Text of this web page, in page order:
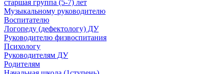
старшая группа (5-7) лет
Музыкальному руководителю
Воспитателю
Логопеду (дефектологу) ДУ
Руководителю физвоспитания
Психологу
Руководителям ДУ
Родителям